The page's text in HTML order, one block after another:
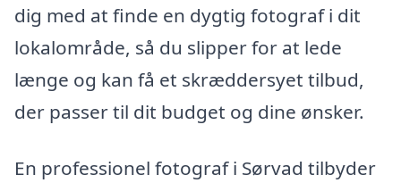
dig med at finde en dygtig fotograf i dit
lokalområde, så du slipper for at lede
længe og kan få et skræddersyet tilbud,
der passer til dit budget og dine ønsker.
En professionel fotograf i Sørvad tilbyder